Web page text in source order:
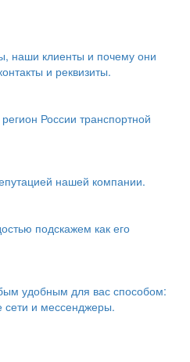
наши клиенты и почему они
и реквизиты.
России транспортной
нашей компании.
подскажем как его
удобным для вас способом:
и мессенджеры.